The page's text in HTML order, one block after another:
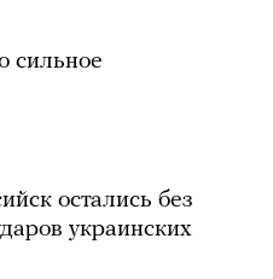
сильное
остались без
украинских